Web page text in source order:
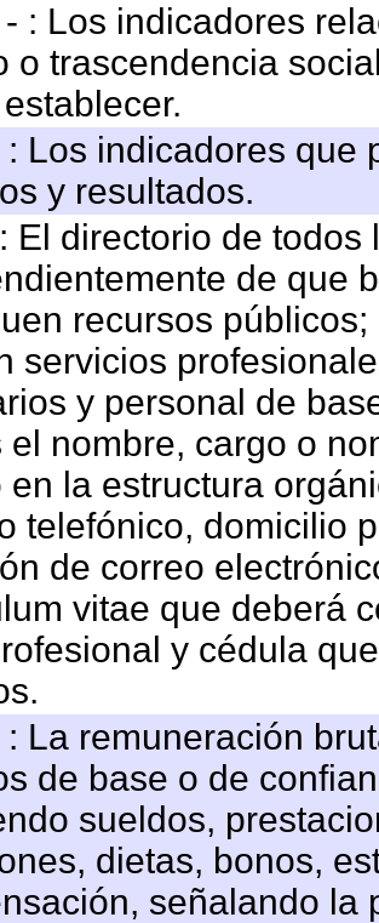
: Los indicadores
o trascendencia
: Los indicadores que
y resultados.
El directorio de
de que
recursos
servicios
y personal de
el nombre, cargo o
en la estructura
telefónico, domicilio
de correo
vitae que deberá
y cédula
: La remuneración
de base o de
sueldos,
dietas, bonos,
señalando la